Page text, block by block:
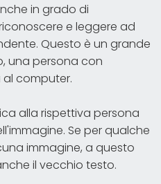
in grado di
e leggere ad
Questo è un grande
una persona con
computer.
alla rispettiva persona
Se per qualche
immagine, a questo
il vecchio testo.